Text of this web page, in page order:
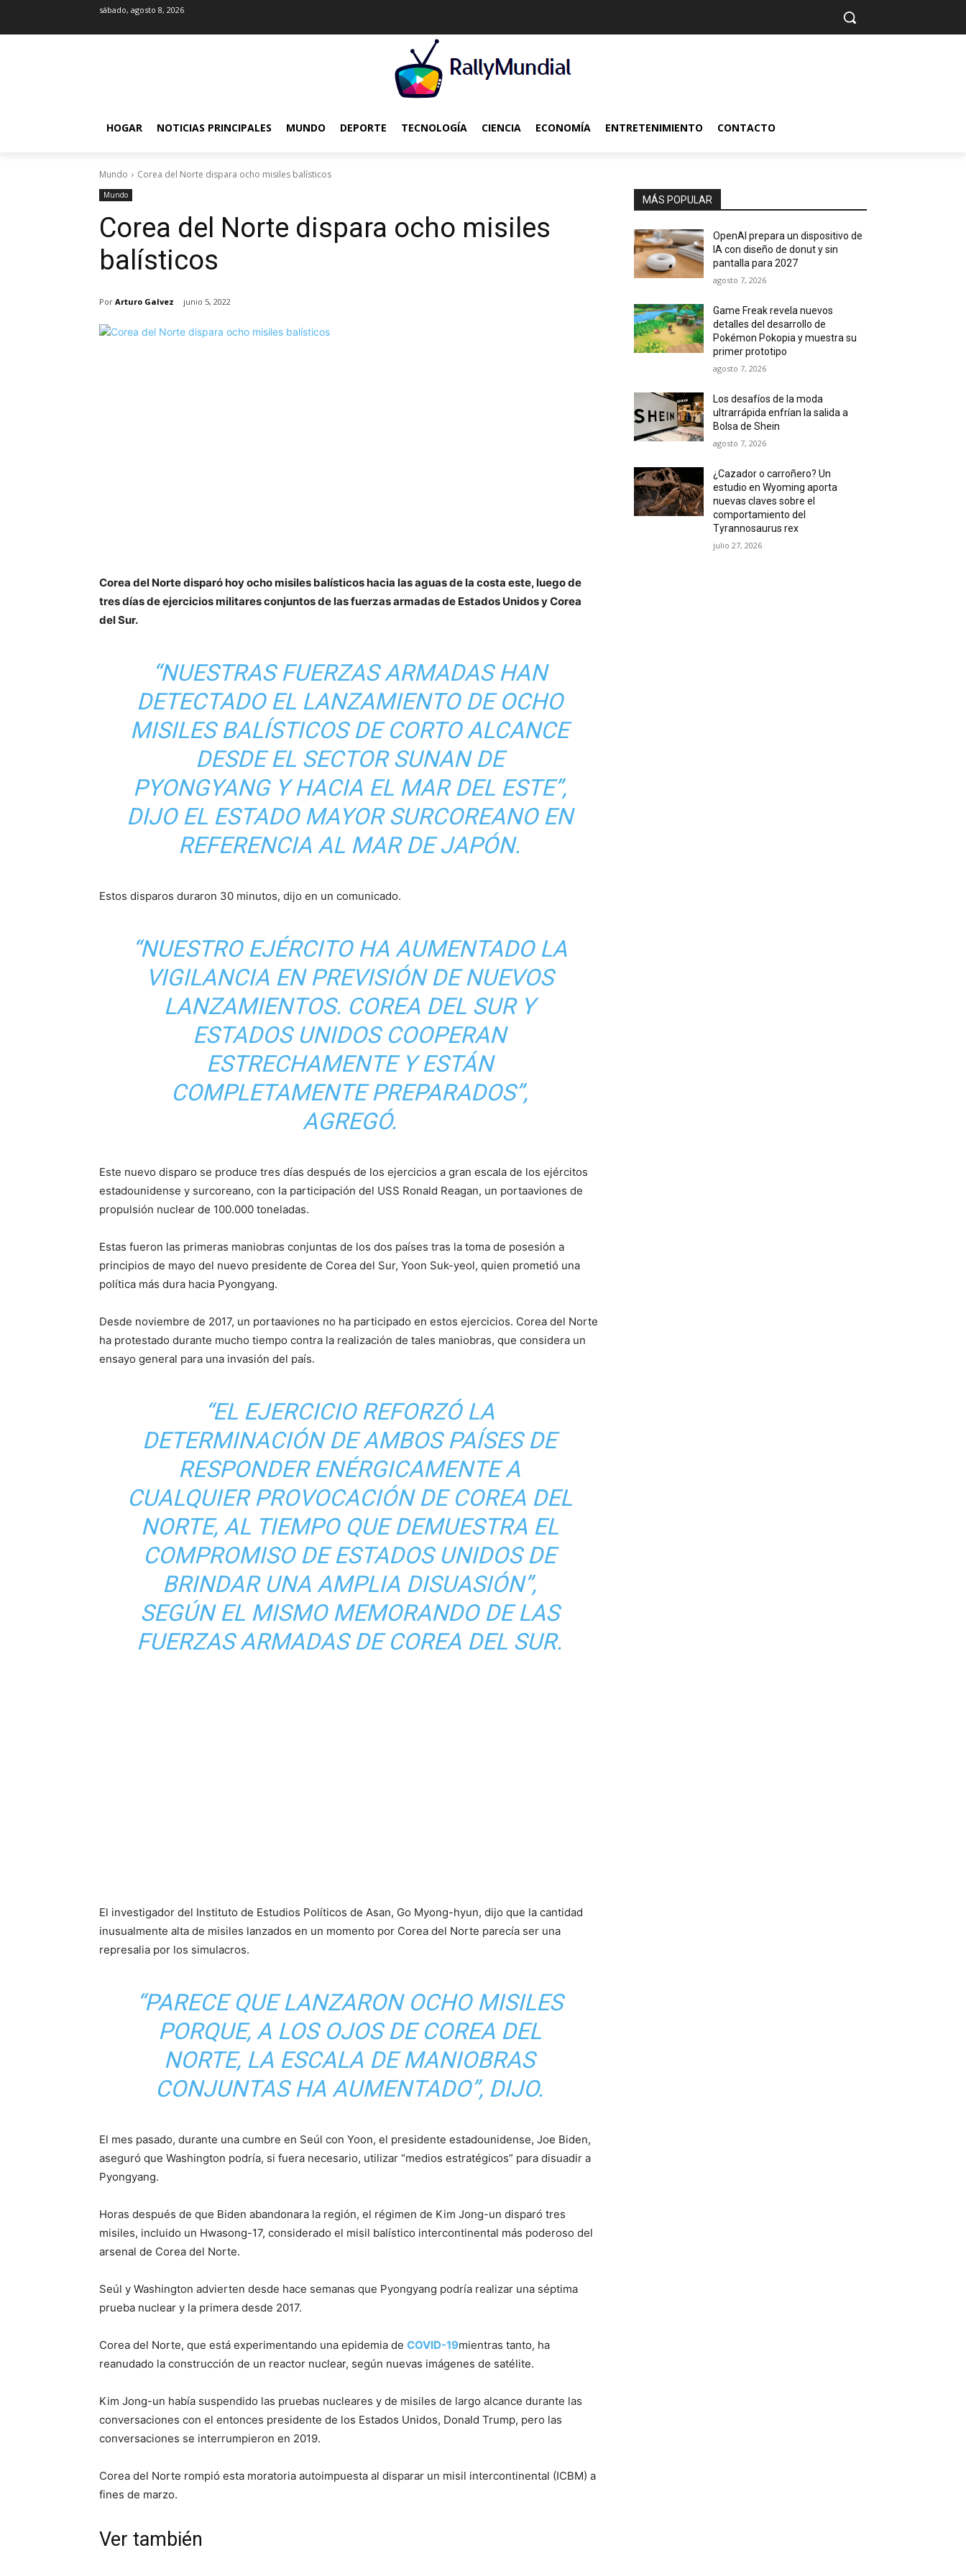
sábado, agosto 8, 2026
HOGAR NOTICIAS PRINCIPALES MUNDO DEPORTE TECNOLOGÍA CIENCIA ECONOMÍA ENTRETENIMIENTO CONTACTO
Mundo Corea del Norte dispara ocho misiles balísticos
Mundo
Corea del Norte dispara ocho misiles
balísticos
Por Arturo Galvez junio 5, 2022
Corea del Norte disparó hoy ocho misiles balísticos hacia las aguas de la costa este, luego de
tres días de ejercicios militares conjuntos de las fuerzas armadas de Estados Unidos y Corea
del Sur.
“NUESTRAS FUERZAS ARMADAS HAN
DETECTADO EL LANZAMIENTO DE OCHO
MISILES BALÍSTICOS DE CORTO ALCANCE
DESDE EL SECTOR SUNAN DE
PYONGYANG Y HACIA EL MAR DEL ESTE”,
DIJO EL ESTADO MAYOR SURCOREANO EN
REFERENCIA AL MAR DE JAPÓN.
Estos disparos duraron 30 minutos, dijo en un comunicado.
“NUESTRO EJÉRCITO HA AUMENTADO LA
VIGILANCIA EN PREVISIÓN DE NUEVOS
LANZAMIENTOS. COREA DEL SUR Y
ESTADOS UNIDOS COOPERAN
ESTRECHAMENTE Y ESTÁN
COMPLETAMENTE PREPARADOS”,
AGREGÓ.
Este nuevo disparo se produce tres días después de los ejercicios a gran escala de los ejércitos
estadounidense y surcoreano, con la participación del USS Ronald Reagan, un portaaviones de
propulsión nuclear de 100.000 toneladas.
Estas fueron las primeras maniobras conjuntas de los dos países tras la toma de posesión a
principios de mayo del nuevo presidente de Corea del Sur, Yoon Suk-yeol, quien prometió una
política más dura hacia Pyongyang.
Desde noviembre de 2017, un portaaviones no ha participado en estos ejercicios. Corea del Norte
ha protestado durante mucho tiempo contra la realización de tales maniobras, que considera un
ensayo general para una invasión del país.
“EL EJERCICIO REFORZÓ LA
DETERMINACIÓN DE AMBOS PAÍSES DE
RESPONDER ENÉRGICAMENTE A
CUALQUIER PROVOCACIÓN DE COREA DEL
NORTE, AL TIEMPO QUE DEMUESTRA EL
COMPROMISO DE ESTADOS UNIDOS DE
BRINDAR UNA AMPLIA DISUASIÓN”,
SEGÚN EL MISMO MEMORANDO DE LAS
FUERZAS ARMADAS DE COREA DEL SUR.
El investigador del Instituto de Estudios Políticos de Asan, Go Myong-hyun, dijo que la cantidad
inusualmente alta de misiles lanzados en un momento por Corea del Norte parecía ser una
represalia por los simulacros.
“PARECE QUE LANZARON OCHO MISILES
PORQUE, A LOS OJOS DE COREA DEL
NORTE, LA ESCALA DE MANIOBRAS
CONJUNTAS HA AUMENTADO”, DIJO.
El mes pasado, durante una cumbre en Seúl con Yoon, el presidente estadounidense, Joe Biden,
aseguró que Washington podría, si fuera necesario, utilizar “medios estratégicos” para disuadir a
Pyongyang.
Horas después de que Biden abandonara la región, el régimen de Kim Jong-un disparó tres
misiles, incluido un Hwasong-17, considerado el misil balístico intercontinental más poderoso del
arsenal de Corea del Norte.
Seúl y Washington advierten desde hace semanas que Pyongyang podría realizar una séptima
prueba nuclear y la primera desde 2017.
Corea del Norte, que está experimentando una epidemia de COVID-19mientras tanto, ha
reanudado la construcción de un reactor nuclear, según nuevas imágenes de satélite.
Kim Jong-un había suspendido las pruebas nucleares y de misiles de largo alcance durante las
conversaciones con el entonces presidente de los Estados Unidos, Donald Trump, pero las
conversaciones se interrumpieron en 2019.
Corea del Norte rompió esta moratoria autoimpuesta al disparar un misil intercontinental (ICBM) a
fines de marzo.
Ver también
MÁS POPULAR
OpenAI prepara un dispositivo de
IA con diseño de donut y sin
pantalla para 2027
agosto 7, 2026
Game Freak revela nuevos
detalles del desarrollo de
Pokémon Pokopia y muestra su
primer prototipo
agosto 7, 2026
Los desafíos de la moda
ultrarrápida enfrían la salida a
Bolsa de Shein
agosto 7, 2026
¿Cazador o carroñero? Un
estudio en Wyoming aporta
nuevas claves sobre el
comportamiento del
Tyrannosaurus rex
julio 27, 2026